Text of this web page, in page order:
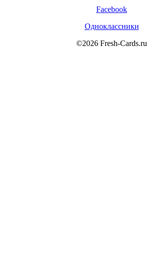
Facebook
Одноклассники
©2026 Fresh-Cards.ru